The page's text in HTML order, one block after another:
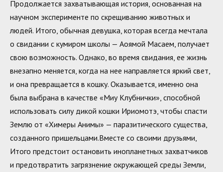
Продолжается захватывающая история, основанная на
научном эксперименте по скрещиванию животных и
людей. Итого, обычная девушка, которая всегда мечтала
о свидании с кумиром школы — Аоямой Масаем, получает
свою возможность. Однако, во время свидания, ее жизнь
внезапно меняется, когда на нее направляется яркий свет,
и она превращается в кошку. Оказывается, именно она
была выбрана в качестве «Миу Клубнички», способной
использовать силу дикой кошки Ириомотэ, чтобы спасти
Землю от «Химеры Анимы» — паразитического существа,
созданного пришельцами.Вместе со своими друзьями,
Итого предстоит остановить инопланетных захватчиков
и предотвратить загрязнение окружающей среды Земли,